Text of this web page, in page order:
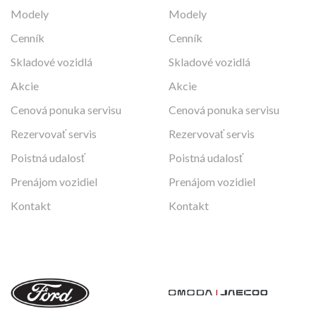
Modely
Cenník
Skladové vozidlá
Akcie
Cenová ponuka servisu
Rezervovať servis
Poistná udalosť
Prenájom vozidiel
Kontakt
Modely
Cenník
Skladové vozidlá
Akcie
Cenová ponuka servisu
Rezervovať servis
Poistná udalosť
Prenájom vozidiel
Kontakt